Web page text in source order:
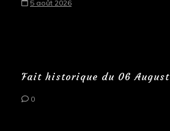
5 août 2026
Fait historique du 06 August
0